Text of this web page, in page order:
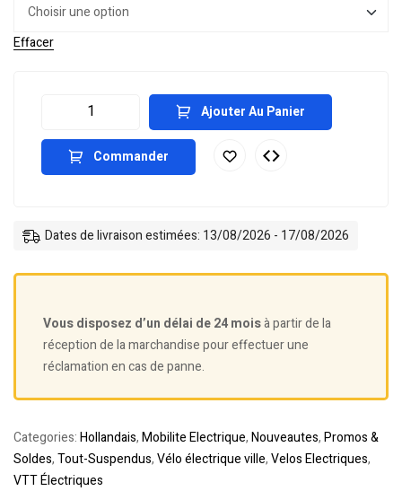
Effacer
Ajouter Au Panier
Commander
Dates de livraison estimées: 13/08/2026 - 17/08/2026
Vous disposez d’un délai de 24 moisà partir de la
réception de la marchandise pour effectuer une
réclamation en cas de panne.
Categories:Hollandais,Mobilite Electrique,Nouveautes,Promos &
Soldes,Tout-Suspendus,Vélo électrique ville,Velos Electriques,
VTT Électriques